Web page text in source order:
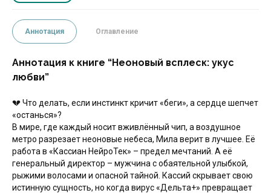
Аннотация Оглавление
Аннотация к книге “Неоновый всплеск: укус
любви”
💔 Что делать, если инстинкт кричит «беги», а сердце шепчет
«останься»?
В мире, где каждый носит вживлённый чип, а воздушное
метро разрезает неоновые небеса, Мила верит в лучшее. Её
работа в «Кассиан НейроТек» – предел мечтаний. А её
генеральный директор – мужчина с обаятельной улыбкой,
рыжими волосами и опасной тайной. Кассий скрывает свою
истинную сущность, но когда вирус «Дельта+» превращает